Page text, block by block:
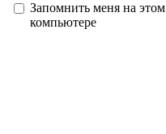
Запомнить меня на этом
компьютере